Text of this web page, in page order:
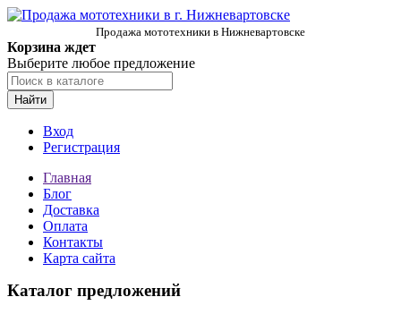
Продажа мототехники в Нижневартовске
Корзина ждет
Выберите любое предложение
Найти
Вход
Регистрация
Главная
Блог
Доставка
Оплата
Контакты
Карта сайта
Каталог предложений